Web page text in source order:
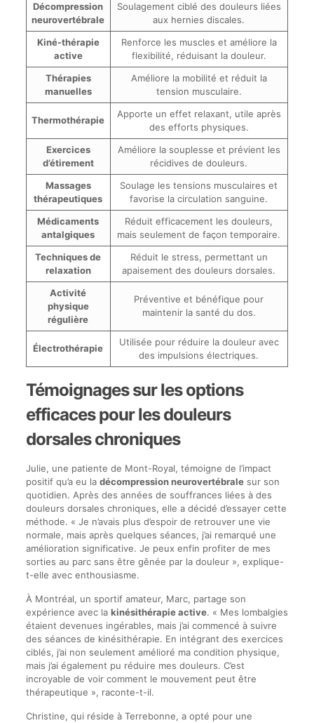
Décompression
neurovertébrale
Soulagement ciblé des douleurs liées
aux hernies discales.
Kiné-thérapie
active
Renforce les muscles et améliore la
flexibilité, réduisant la douleur.
Thérapies
manuelles
Améliore la mobilité et réduit la
tension musculaire.
Thermothérapie
Apporte un effet relaxant, utile après
des efforts physiques.
Exercices
d’étirement
Améliore la souplesse et prévient les
récidives de douleurs.
Massages
thérapeutiques
Soulage les tensions musculaires et
favorise la circulation sanguine.
Médicaments
antalgiques
Réduit efficacement les douleurs,
mais seulement de façon temporaire.
Techniques de
relaxation
Réduit le stress, permettant un
apaisement des douleurs dorsales.
Activité
physique
régulière
Préventive et bénéfique pour
maintenir la santé du dos.
Électrothérapie
Utilisée pour réduire la douleur avec
des impulsions électriques.
Témoignages sur les options
efficaces pour les douleurs
dorsales chroniques
Julie, une patiente de Mont-Royal, témoigne de l’impact
positif qu’a eu la décompression neurovertébralesur son
quotidien. Après des années de souffrances liées à des
douleurs dorsales chroniques, elle a décidé d’essayer cette
méthode. « Je n’avais plus d’espoir de retrouver une vie
normale, mais après quelques séances, j’ai remarqué une
amélioration significative. Je peux enfin profiter de mes
sorties au parc sans être gênée par la douleur », explique-
t-elle avec enthousiasme.
À Montréal, un sportif amateur, Marc, partage son
expérience avec la kinésithérapie active. « Mes lombalgies
étaient devenues ingérables, mais j’ai commencé à suivre
des séances de kinésithérapie. En intégrant des exercices
ciblés, j’ai non seulement amélioré ma condition physique,
mais j’ai également pu réduire mes douleurs. C’est
incroyable de voir comment le mouvement peut être
thérapeutique », raconte-t-il.
Christine, qui réside à Terrebonne, a opté pour une